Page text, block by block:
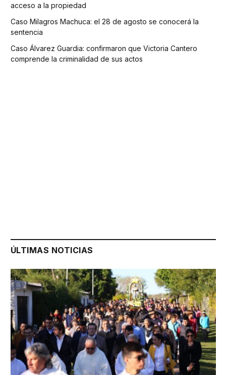
acceso a la propiedad
Caso Milagros Machuca: el 28 de agosto se conocerá la
sentencia
Caso Álvarez Guardia: confirmaron que Victoria Cantero
comprende la criminalidad de sus actos
ÚLTIMAS NOTICIAS